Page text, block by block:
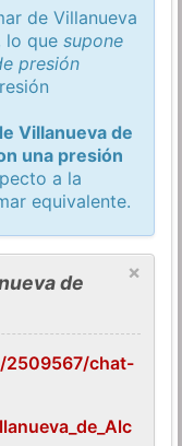
de Villanueva
lo quesupone
presión
Villanueva de
una presión
a la
equivalente.
×
de
2509567/chat-